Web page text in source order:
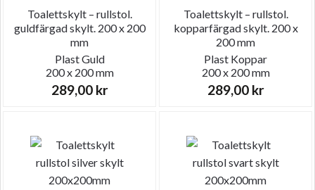
Toalettskylt – rullstol.
guldfärgad skylt. 200 x 200
mm
PlastGuld
200 x 200 mm
289,00 kr
Toalettskylt – rullstol.
kopparfärgad skylt. 200 x
200 mm
Plast Koppar
200 x 200 mm
289,00 kr